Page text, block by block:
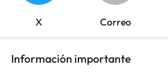
X Correo
Información importante